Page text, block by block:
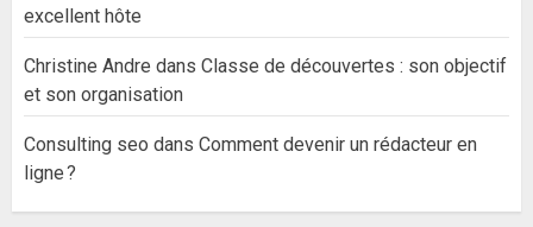
excellent hôte
Christine Andre dans Classe de découvertes : son objectif
et son organisation
Consulting seo dans Comment devenir un rédacteur en
ligne ?